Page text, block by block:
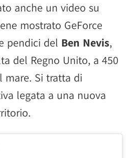
anche un video su
mostrato GeForce
pendici del Ben Nevis,
del Regno Unito, a 450
Si tratta di
legata a una nuova